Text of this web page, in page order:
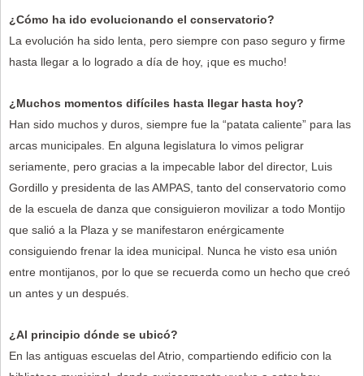
¿Cómo ha ido evolucionando el conservatorio?
La evolución ha sido lenta, pero siempre con paso seguro y firme
hasta llegar a lo logrado a día de hoy, ¡que es mucho!
¿Muchos momentos difíciles hasta llegar hasta hoy?
Han sido muchos y duros, siempre fue la “patata caliente” para las
arcas municipales. En alguna legislatura lo vimos peligrar
seriamente, pero gracias a la impecable labor del director, Luis
Gordillo y presidenta de las AMPAS, tanto del conservatorio como
de la escuela de danza que consiguieron movilizar a todo Montijo
que salió a la Plaza y se manifestaron enérgicamente
consiguiendo frenar la idea municipal. Nunca he visto esa unión
entre montijanos, por lo que se recuerda como un hecho que creó
un antes y un después.
¿Al principio dónde se ubicó?
En las antiguas escuelas del Atrio, compartiendo edificio con la